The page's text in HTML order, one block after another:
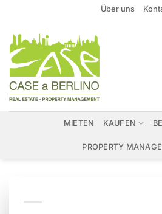
springen
Über uns
MIETEN KAUFEN
PROPERTY